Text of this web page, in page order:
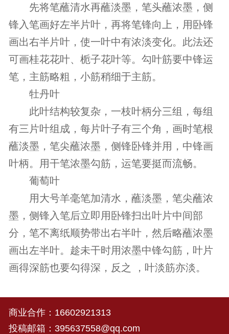
先将笔蘸清水再蘸淡墨，笔头蘸浓墨，侧
锋入笔画好左半片叶，再将笔锋向上，用卧锋
画出右半片叶，使一叶中有浓淡变化。此法还
可画桂花花叶、栀子花叶等。勾叶筋要中锋运
笔，主筋略粗，小筋稍细于主筋。
牡丹叶
此叶结构较复杂，一枝叶柄分三组，每组
有三片叶组成，每片叶子有三个角，画时笔根
蘸淡墨，笔尖蘸浓墨，侧锋卧锋并用，中锋画
叶柄。用干笔浓墨勾筋，运笔要挺而流畅。
葡萄叶
用大号羊毫笔加清水，蘸淡墨，笔尖蘸浓
墨，侧锋入笔后立即用卧锋扫出叶片中间部
分，笔不离纸顺势带出右半叶，然后略蘸浓墨
画出左半叶。趁未干时用浓墨中锋勾筋，叶片
画得深筋也要勾得深，反之 ，叶淡筋亦淡。
商业合作： 16602921313
投稿邮箱： 395637558@qq.com